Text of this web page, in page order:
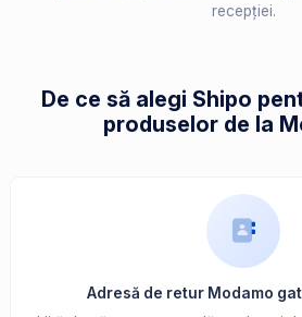
recepției.
De ce să alegi Shipo
produselor de la
Adresă de retur Modamo